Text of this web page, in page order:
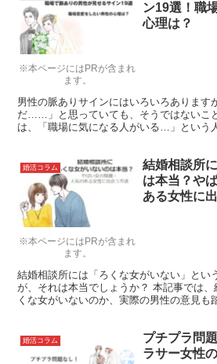
※本ページにはPRが含まれ
ます。
ン19選！職
心理は？
男性の脈ありサインにはいろいろあります
だ……」と思っていても、そうではないこ
は、「職場に気になる人がいる…」という
※本ページにはPRが含まれ
ます。
婚活コラム
結婚相談所
は本当？や
ある女性に
結婚相談所には「ろくな女がいない」とい
が、それは本当でしょうか？ 本記事では
くな女がいないのか、実際の男性の意見も
婚活コラム
プチプラ問
ラサー女性